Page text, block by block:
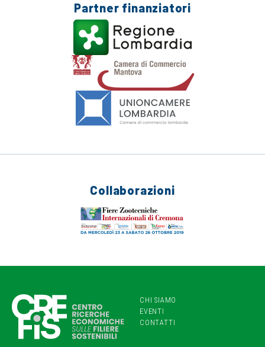
Partner finanziatori
Collaborazioni
CHI SIAMO
EVENTI
CONTATTI